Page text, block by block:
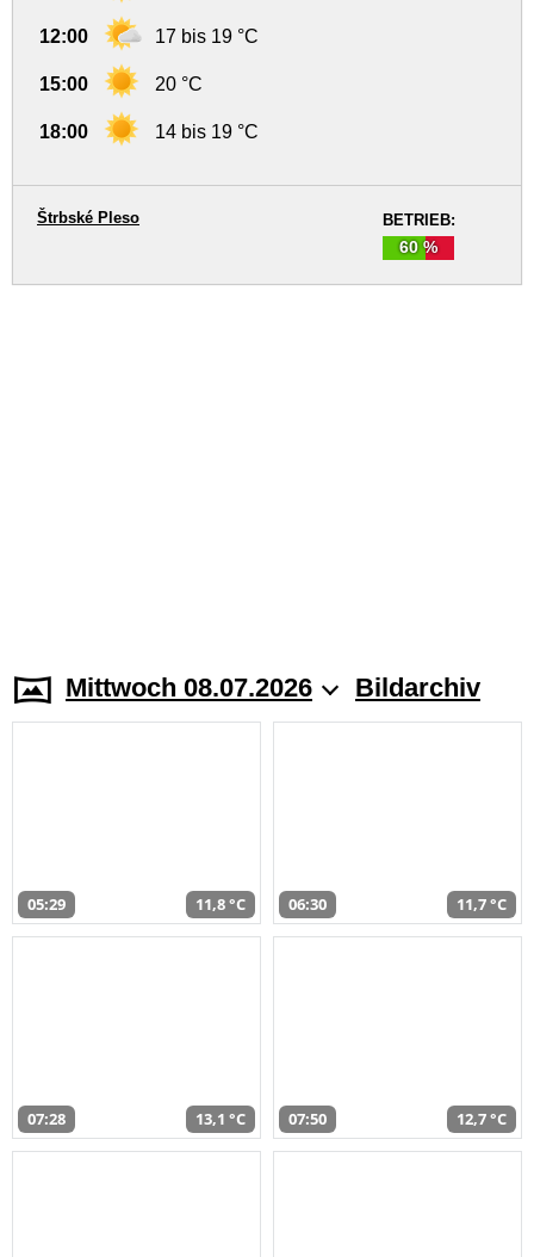
12:00 17 bis 19 °C
15:00 20 °C
18:00 14 bis 19 °C
BETRIEB:
60 %
Štrbské Pleso
Mittwoch 08.07.2026 Bildarchiv
05:29 11,8 °C 06:30 11,7 °C
07:28 13,1 °C 07:50 12,7 °C